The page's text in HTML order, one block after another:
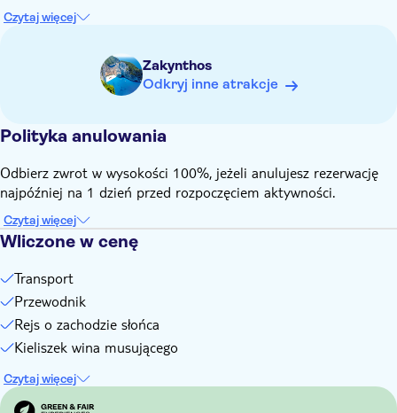
Jedzenie i napoje nie są zawarte w cenie
Atrakcja nieodpowiednia dla osób na wózkach inwalidzkich
Czytaj więcej
Zakynthos
Odkryj inne atrakcje
Polityka anulowania
Odbierz zwrot w wysokości 100%, jeżeli anulujesz rezerwację
najpóźniej na 1 dzień przed rozpoczęciem aktywności.
Czytaj więcej
Wliczone w cenę
Transport
Przewodnik
Rejs o zachodzie słońca
Kieliszek wina musującego
Czytaj więcej